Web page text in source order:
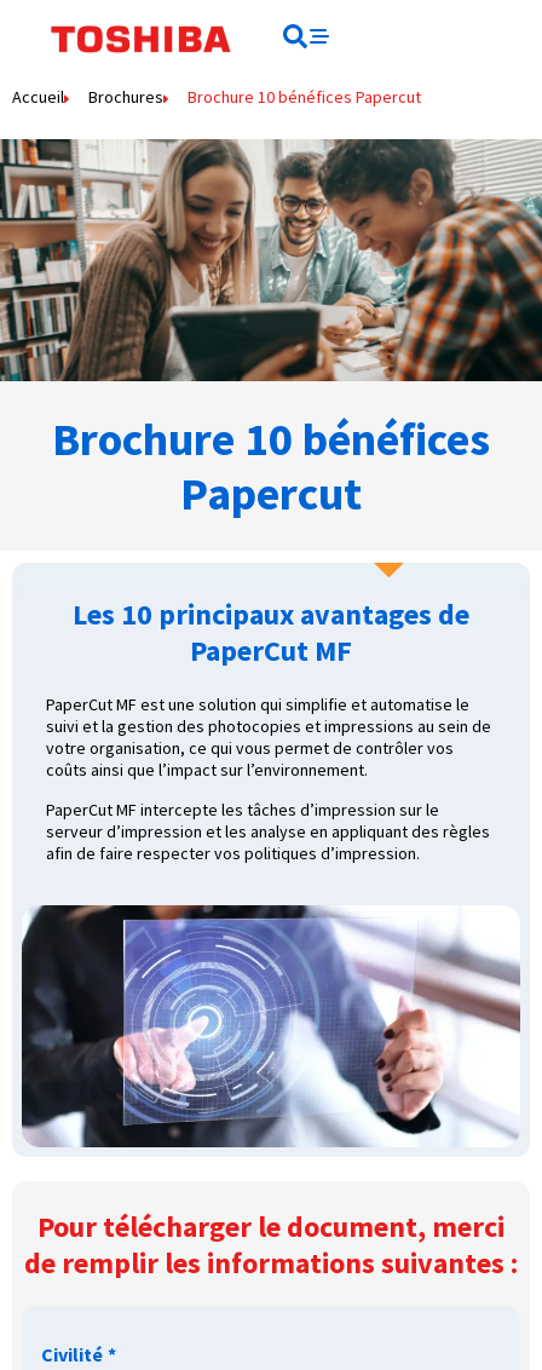
Accueil Brochures Brochure 10 bénéfices Papercut
Brochure 10 bénéfices
Papercut
Les 10 principaux avantages de
PaperCut MF
PaperCut MF est une solution qui simplifie et automatise le
suivi et la gestion des photocopies et impressions au sein de
votre organisation, ce qui vous permet de contrôler vos
coûts ainsi que l’impact sur l’environnement.
PaperCut MF intercepte les tâches d’impression sur le
serveur d’impression et les analyse en appliquant des règles
afin de faire respecter vos politiques d’impression.
Pour télécharger le document, merci
de remplir les informations suivantes :
Civilité *